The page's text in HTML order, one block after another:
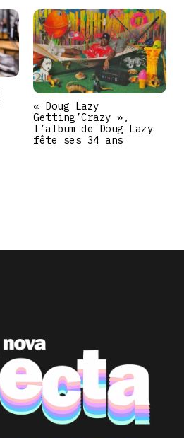
« Doug Lazy
Getting’Crazy »,
l’album de Doug Lazy
fête ses 34 ans